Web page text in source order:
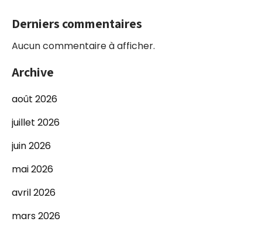
Derniers commentaires
Aucun commentaire à afficher.
Archive
août 2026
juillet 2026
juin 2026
mai 2026
avril 2026
mars 2026